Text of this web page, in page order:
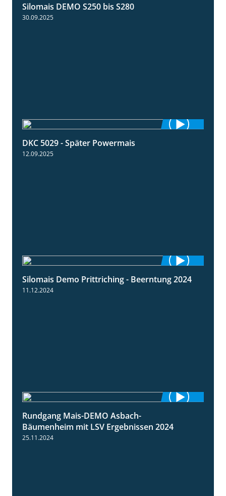
Silomais DEMO S250 bis S280
30.09.2025
DKC 5029 - Später Powermais
12.09.2025
12:28
Silomais Demo Prittriching - Beerntung 2024
11.12.2024
Rundgang Mais-DEMO Asbach-
Bäumenheim mit LSV Ergebnissen 2024
25.11.2024